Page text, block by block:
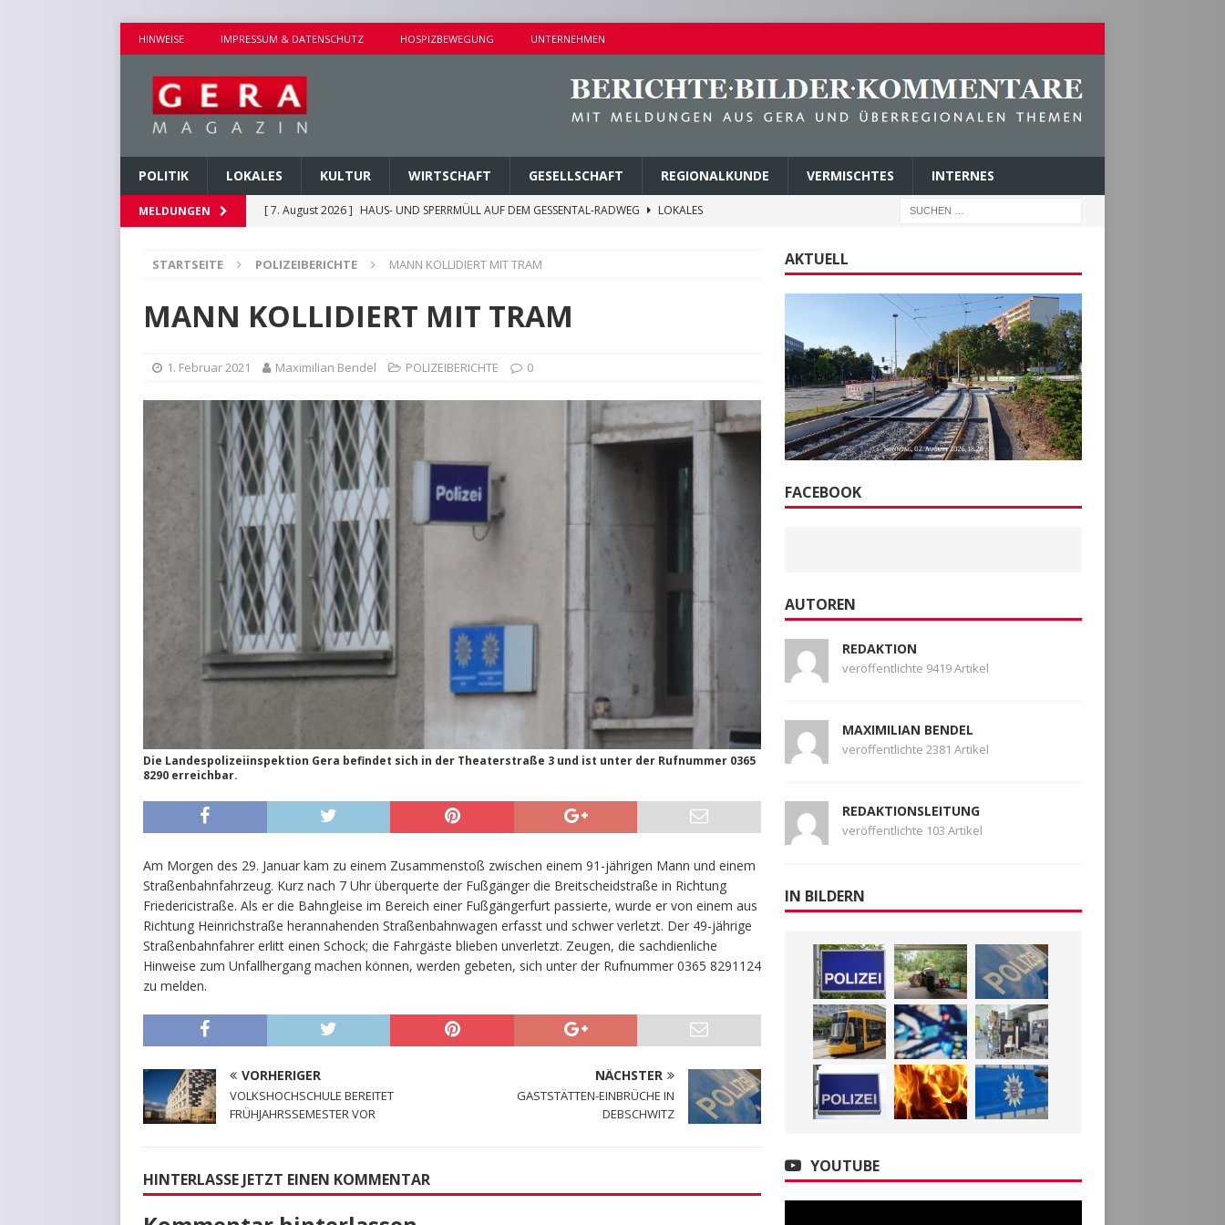
HINWEISE IMPRESSUM & DATENSCHUTZ HOSPIZBEWEGUNG UNTERNEHMEN
POLITIK LOKALES KULTUR WIRTSCHAFT GESELLSCHAFT REGIONALKUNDE VERMISCHTES INTERNES
MELDUNGEN [ 7. August 2026 ] HAUS- UND SPERRMÜLL AUF DEM GESSENTAL-RADWEG
LOKALES
[ 7. August 2026 ]
NEUE FAHRPREISE SEIT 1. AUGUST 2026
[ 7. August 2026 ]
KEINE WEITEREN DETAILS BEKANNT
VERMISCHTES
STARTSEITE POLIZEIBERICHTE MANN KOLLIDIERT MIT TRAM
MANN KOLLIDIERT MIT TRAM
1. Februar 2021 Maximilian Bendel POLIZEIBERICHTE 0
Die Landespolizeiinspektion Gera befindet sich in der Theaterstraße 3 und ist unter der Rufnummer 0365
8290 erreichbar.
Am Morgen des 29. Januar kam zu einem Zusammenstoß zwischen einem 91-jährigen Mann und einem
Straßenbahnfahrzeug. Kurz nach 7 Uhr überquerte der Fußgänger die Breitscheidstraße in Richtung
Friedericistraße. Als er die Bahngleise im Bereich einer Fußgängerfurt passierte, wurde er von einem aus
Richtung Heinrichstraße herannahenden Straßenbahnwagen erfasst und schwer verletzt. Der 49-jährige
Straßenbahnfahrer erlitt einen Schock; die Fahrgäste blieben unverletzt. Zeugen, die sachdienliche
Hinweise zum Unfallhergang machen können, werden gebeten, sich unter der Rufnummer 0365 8291124
zu melden.
VORHERIGER
VOLKSHOCHSCHULE BEREITET
FRÜHJAHRSSEMESTER VOR
NÄCHSTER
GASTSTÄTTEN-EINBRÜCHE IN
DEBSCHWITZ
HINTERLASSE JETZT EINEN KOMMENTAR
AKTUELL
FACEBOOK
AUTOREN
REDAKTION
veröffentlichte 9419 Artikel
MAXIMILIAN BENDEL
veröffentlichte 2381 Artikel
REDAKTIONSLEITUNG
veröffentlichte 103 Artikel
IN BILDERN
YOUTUBE